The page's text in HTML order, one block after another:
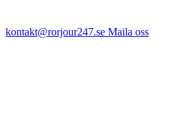
kontakt@rorjour247.se Maila oss